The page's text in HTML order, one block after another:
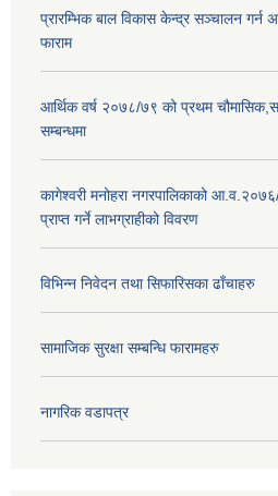
प्रारम्भिक बाल विकास केन्द्र सञ्चालन गर्न
फाराम
आर्थिक वर्ष २०७८/७९ को प्रथम
सम्बन्धमा
कागेश्वरी मनोहरा नगरपालिकाको
प्राप्त गर्ने लाभग्राहीको विवरण
विभिन्न निवेदन तथा सिफारिसका ढाँचाहरु
सामाजिक सुरक्षा सम्बन्धि फारामहरु
नागरिक वडापत्र